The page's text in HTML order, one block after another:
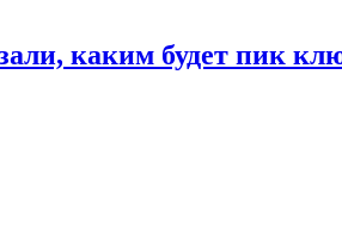
каким будет пик